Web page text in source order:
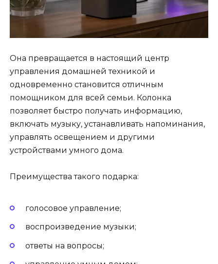
Она превращается в настоящий центр
управления домашней техникой и
одновременно становится отличным
помощником для всей семьи. Колонка
позволяет быстро получать информацию,
включать музыку, устанавливать напоминания,
управлять освещением и другими
устройствами умного дома.
Преимущества такого подарка:
голосовое управление;
воспроизведение музыки;
ответы на вопросы;